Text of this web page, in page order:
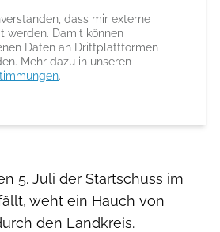
dass mir externe
werden. Damit können
Daten an Drittplattformen
Mehr dazu in unseren
.
5. Juli der Startschuss im
weht ein Hauch von
den Landkreis.